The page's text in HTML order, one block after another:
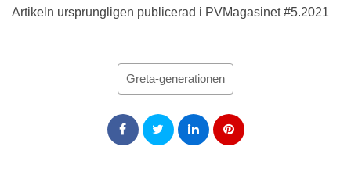
Artikeln ursprungligen publicerad i PVMagasinet #5.2021
Greta-generationen